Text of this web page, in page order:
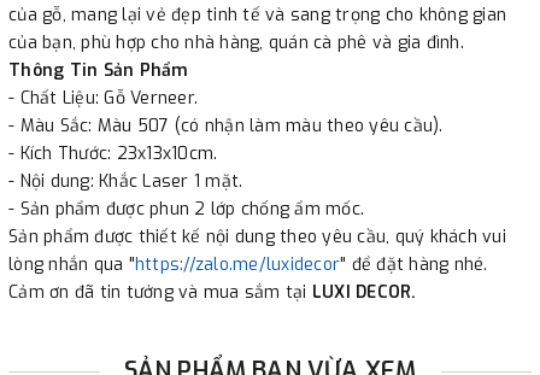
của gỗ, mang lại vẻ đẹp tinh tế và sang trọng cho không gian
của bạn, phù hợp cho nhà hàng, quán cà phê và gia đình.
Thông Tin Sản Phẩm
- Chất Liệu: Gỗ Verneer.
- Màu Sắc: Màu 507 (có nhận làm màu theo yêu cầu).
- Kích Thước: 23x13x10cm.
- Nội dung: Khắc Laser 1 mặt.
- Sản phẩm được phun 2 lớp chống ẩm mốc.
Sản phẩm được thiết kế nội dung theo yêu cầu, quý khách vui
lòng nhắn qua "https://zalo.me/luxidecor" để đặt hàng nhé.
Cảm ơn đã tin tưởng và mua sắm tại LUXI DECOR.